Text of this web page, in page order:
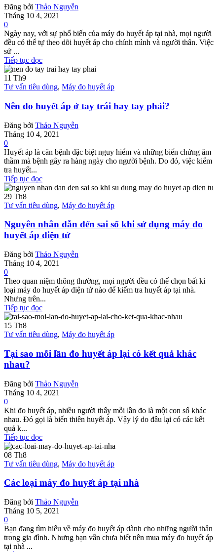
Đăng bởi Thảo Nguyễn
Tháng 10 4, 2021
0
Ngày nay, với sự phổ biến của máy đo huyết áp tại nhà, mọi người
đều có thể tự theo dõi huyết áp cho chính mình và người thân. Việc
sử ...
Tiếp tục đọc
11 Th9
Tư vấn tiêu dùng, Máy đo huyết áp
Nên đo huyết áp ở tay trái hay tay phải?
Đăng bởi Thảo Nguyễn
Tháng 10 4, 2021
0
Huyết áp là căn bệnh đặc biệt nguy hiểm và những biến chứng âm
thầm mà bệnh gây ra hàng ngày cho người bệnh. Do đó, việc kiểm
tra huyết...
Tiếp tục đọc
29 Th8
Tư vấn tiêu dùng, Máy đo huyết áp
Nguyên nhân dẫn đến sai số khi sử dụng máy đo
huyết áp điện tử
Đăng bởi Thảo Nguyễn
Tháng 10 4, 2021
0
Theo quan niệm thông thường, mọi người đều có thể chọn bất kì
loại máy đo huyết áp điện tử nào để kiểm tra huyết áp tại nhà.
Nhưng trên...
Tiếp tục đọc
15 Th8
Tư vấn tiêu dùng, Máy đo huyết áp
Tại sao mỗi lần đo huyết áp lại có kết quả khác
nhau?
Đăng bởi Thảo Nguyễn
Tháng 10 4, 2021
0
Khi đo huyết áp, nhiều người thấy mỗi lần đo là một con số khác
nhau. Đó gọi là biến thiên huyết áp. Vậy lý do đâu lại có các kết
quả k...
Tiếp tục đọc
08 Th8
Tư vấn tiêu dùng, Máy đo huyết áp
Các loại máy đo huyết áp tại nhà
Đăng bởi Thảo Nguyễn
Tháng 10 5, 2021
0
Bạn đang tìm hiểu về máy đo huyết áp dành cho những người thân
trong gia đình. Nhưng bạn vẫn chưa biết nên mua máy đo huyết áp
tại nhà ...